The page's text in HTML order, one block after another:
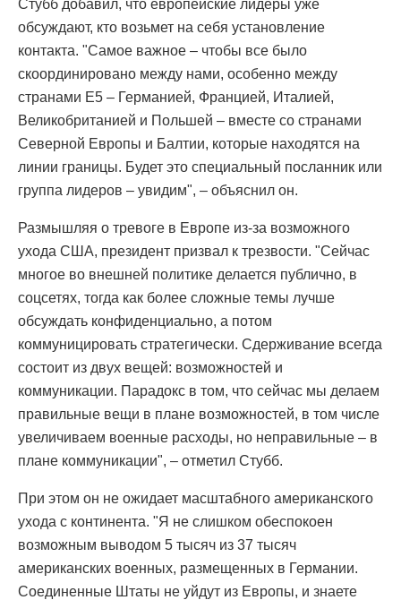
Стубб добавил, что европейские лидеры уже
обсуждают, кто возьмет на себя установление
контакта. "Самое важное – чтобы все было
скоординировано между нами, особенно между
странами E5 – Германией, Францией, Италией,
Великобританией и Польшей – вместе со странами
Северной Европы и Балтии, которые находятся на
линии границы. Будет это специальный посланник или
группа лидеров – увидим", – объяснил он.
Размышляя о тревоге в Европе из-за возможного
ухода США, президент призвал к трезвости. "Сейчас
многое во внешней политике делается публично, в
соцсетях, тогда как более сложные темы лучше
обсуждать конфиденциально, а потом
коммуницировать стратегически. Сдерживание всегда
состоит из двух вещей: возможностей и
коммуникации. Парадокс в том, что сейчас мы делаем
правильные вещи в плане возможностей, в том числе
увеличиваем военные расходы, но неправильные – в
плане коммуникации", – отметил Стубб.
При этом он не ожидает масштабного американского
ухода с континента. "Я не слишком обеспокоен
возможным выводом 5 тысяч из 37 тысяч
американских военных, размещенных в Германии.
Соединенные Штаты не уйдут из Европы, и знаете